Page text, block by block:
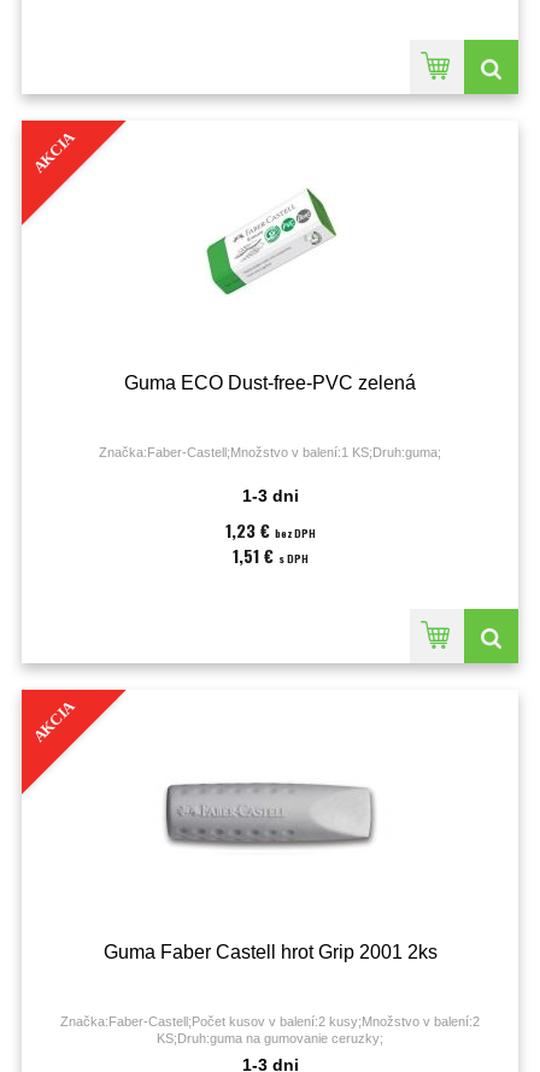
AKCIA
Guma ECO Dust-free-PVC zelená
Značka:Faber-Castell;Množstvo v balení:1 KS;Druh:guma;
1-3 dni
1,23 € bez DPH
1,51 € s DPH
AKCIA
Guma Faber Castell hrot Grip 2001 2ks
Značka:Faber-Castell;Počet kusov v balení:2 kusy;Množstvo v balení:2
KS;Druh:guma na gumovanie ceruzky;
1-3 dni